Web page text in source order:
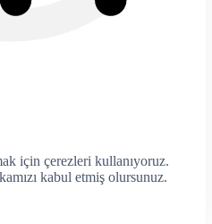
için çerezleri kullanıyoruz.
kabul etmiş olursunuz.